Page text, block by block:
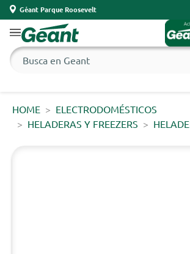
Géant Parque Roosevelt
HOME
ELECTRODOMÉSTICOS
HELADERAS Y FREEZERS